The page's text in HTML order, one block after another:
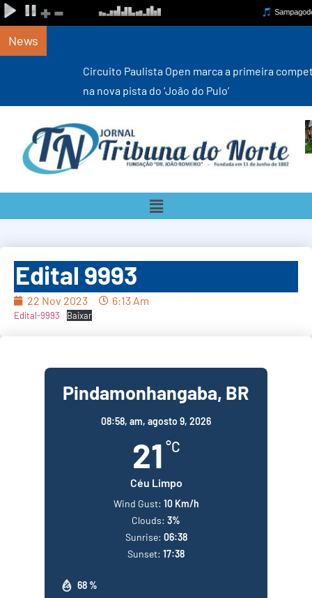
News
Circuito Paulista Open marca a primeira competição estadual
na nova pista do ‘João do Pulo’
Edital 9993
22 Nov 2023 6:13 Am
Edital-9993 Baixar
Pindamonhangaba, BR
08:58, am, agosto 9, 2026
21 °C
Céu Limpo
68 %
Wind Gust: 10 Km/h
Clouds: 3%
Sunrise: 06:38
Sunset: 17:38